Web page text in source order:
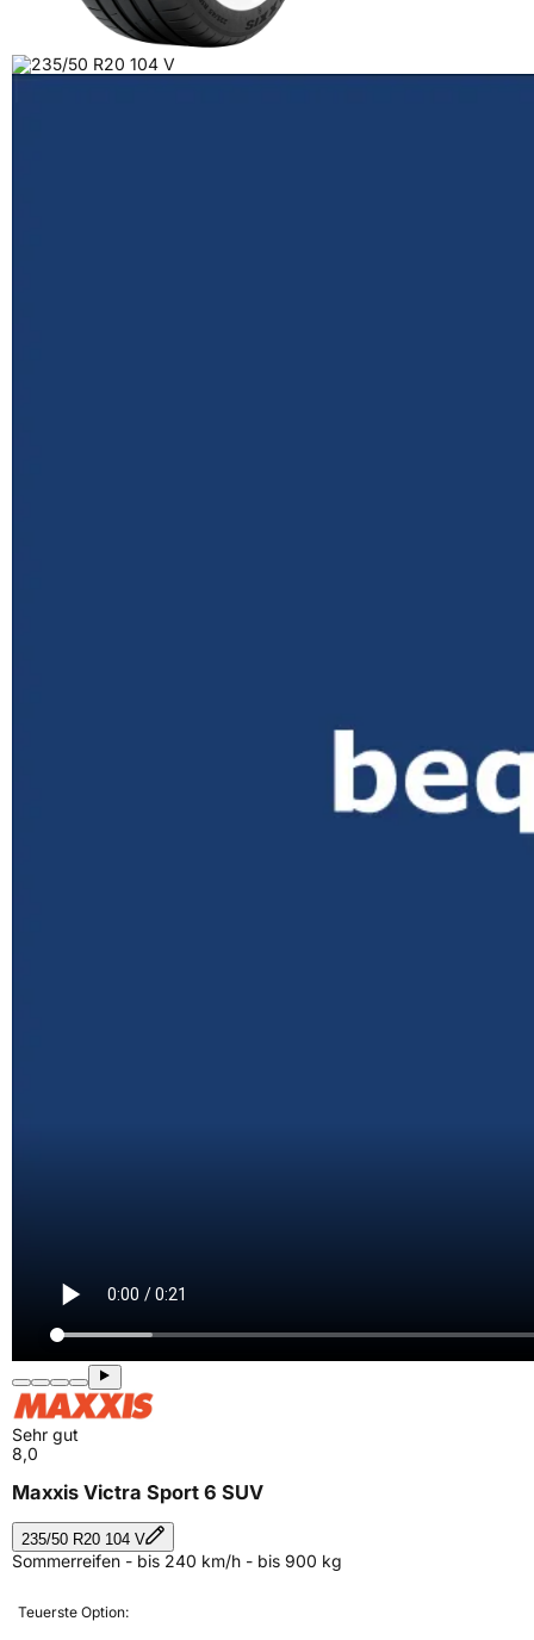
Sehr gut
8,0
Maxxis Victra Sport 6 SUV
235/50 R20 104 V
Sommerreifen - bis 240 km/h - bis 900 kg
Teuerste Option: